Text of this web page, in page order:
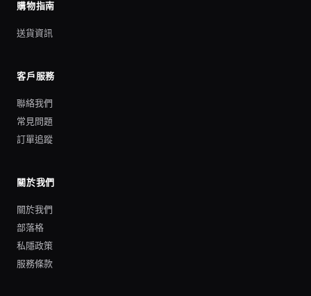
購物指南
送貨資訊
客戶服務
聯絡我們
常見問題
訂單追蹤
關於我們
關於我們
部落格
私隱政策
服務條款